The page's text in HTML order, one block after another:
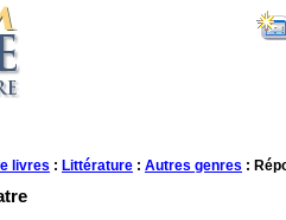
livres : Littérature : Autres genres :